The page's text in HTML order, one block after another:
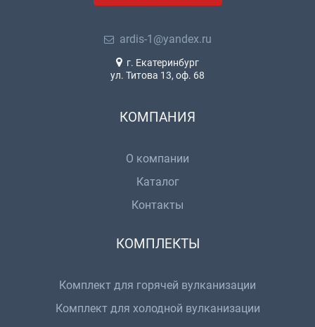
ardis-1@yandex.ru
г. Екатеринбург
ул. Титова 13, оф. 68
КОМПАНИЯ
О компании
Каталог
Контакты
КОМПЛЕКТЫ
Комплект для горячей вулканизации
Комплект для холодной вулканизации